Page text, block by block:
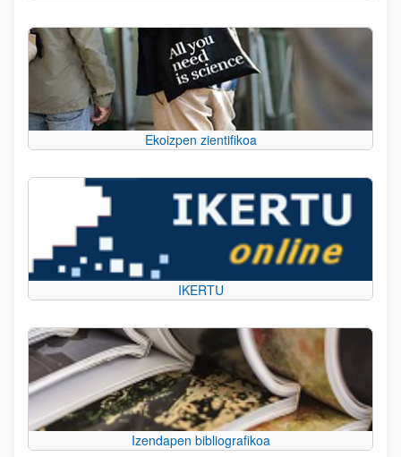
Ekoizpen zientifikoa
IKERTU
Izendapen bibliografikoa